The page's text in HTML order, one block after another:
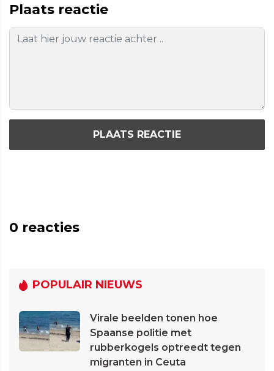
Plaats reactie
PLAATS REACTIE
0 reacties
POPULAIR NIEUWS
Virale beelden tonen hoe
Spaanse politie met
rubberkogels optreedt tegen
migranten in Ceuta